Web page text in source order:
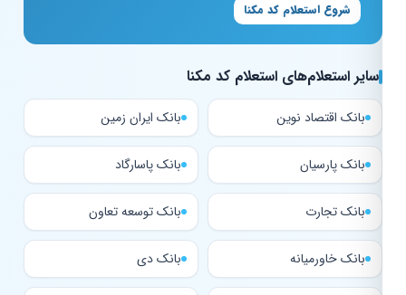
شروع استعلام کد مکنا
سایر استعلام‌های استعلام کد مکنا
بانک اقتصاد نوین بانک ایران زمین
بانک پارسیان بانک پاسارگاد
بانک تجارت بانک توسعه تعاون
بانک خاورمیانه بانک دی